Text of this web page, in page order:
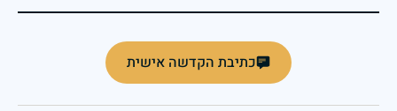
כתיבת הקדשה אישית